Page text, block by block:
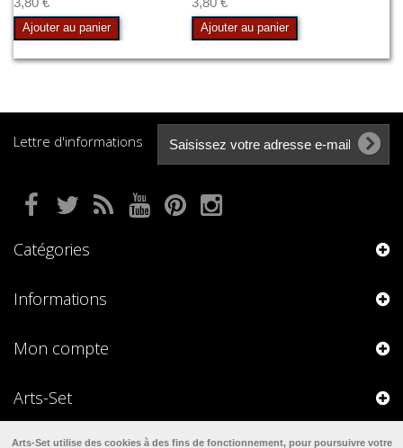
Arts-Set utilise des cookies à des fins de fonctionnement, pour poursuivre votre
Ajouter au panier Ajouter au panier
Lettre d'informations
Catégories
Informations
Mon compte
Arts-Set